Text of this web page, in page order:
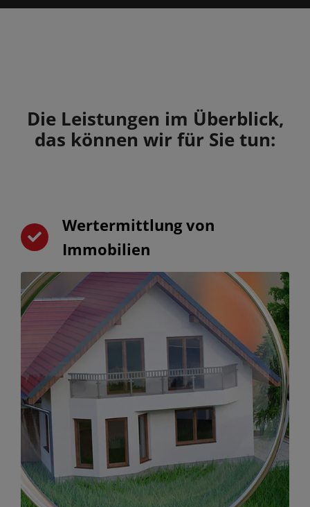
Die Leistungen im Überblick,
das können wir für Sie tun:
Wertermittlung von
Immobilien